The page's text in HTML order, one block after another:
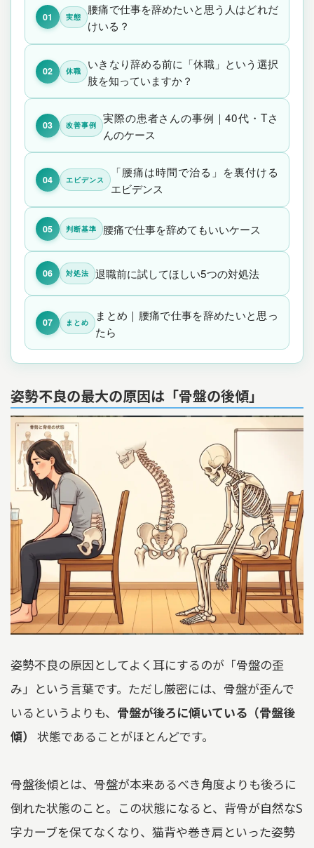
01 実態
腰痛で仕事を辞めたいと思う人はどれだ
けいる？
02 休職
いきなり辞める前に「休職」という選択
肢を知っていますか？
03 改善事例
実際の患者さんの事例｜40代・Tさ
んのケース
04 エビデンス
「腰痛は時間で治る」を裏付ける
エビデンス
05 判断基準 腰痛で仕事を辞めてもいいケース
06 対処法 退職前に試してほしい5つの対処法
07 まとめ
まとめ｜腰痛で仕事を辞めたいと思っ
たら
姿勢不良の最大の原因は「骨盤の後傾」
姿勢不良の原因としてよく耳にするのが「骨盤の歪
み」という言葉です。ただし厳密には、骨盤が歪んで
いるというよりも、 骨盤が後ろに傾いている（骨盤後
傾） 状態であることがほとんどです。
骨盤後傾とは、骨盤が本来あるべき角度よりも後ろに
倒れた状態のこと。この状態になると、背骨が自然なS
字カーブを保てなくなり、猫背や巻き肩といった姿勢